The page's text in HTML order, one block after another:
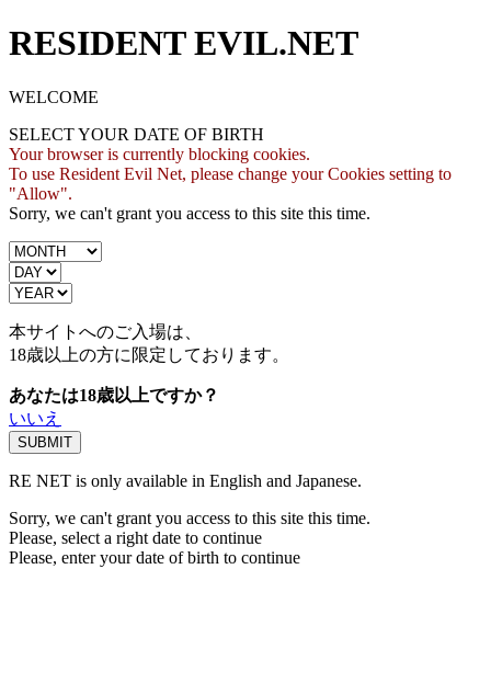
RESIDENT EVIL.NET
WELCOME
SELECT YOUR DATE OF BIRTH
Your browser is currently blocking cookies.
To use Resident Evil Net, please change your Cookies setting to
"Allow".
Sorry, we can't grant you access to this site this time.
本サイトへのご入場は、
18歳以上の方に限定しております。
あなたは18歳以上ですか？
いいえ
RE NET is only available in English and Japanese.
Sorry, we can't grant you access to this site this time.
Please, select a right date to continue
Please, enter your date of birth to continue